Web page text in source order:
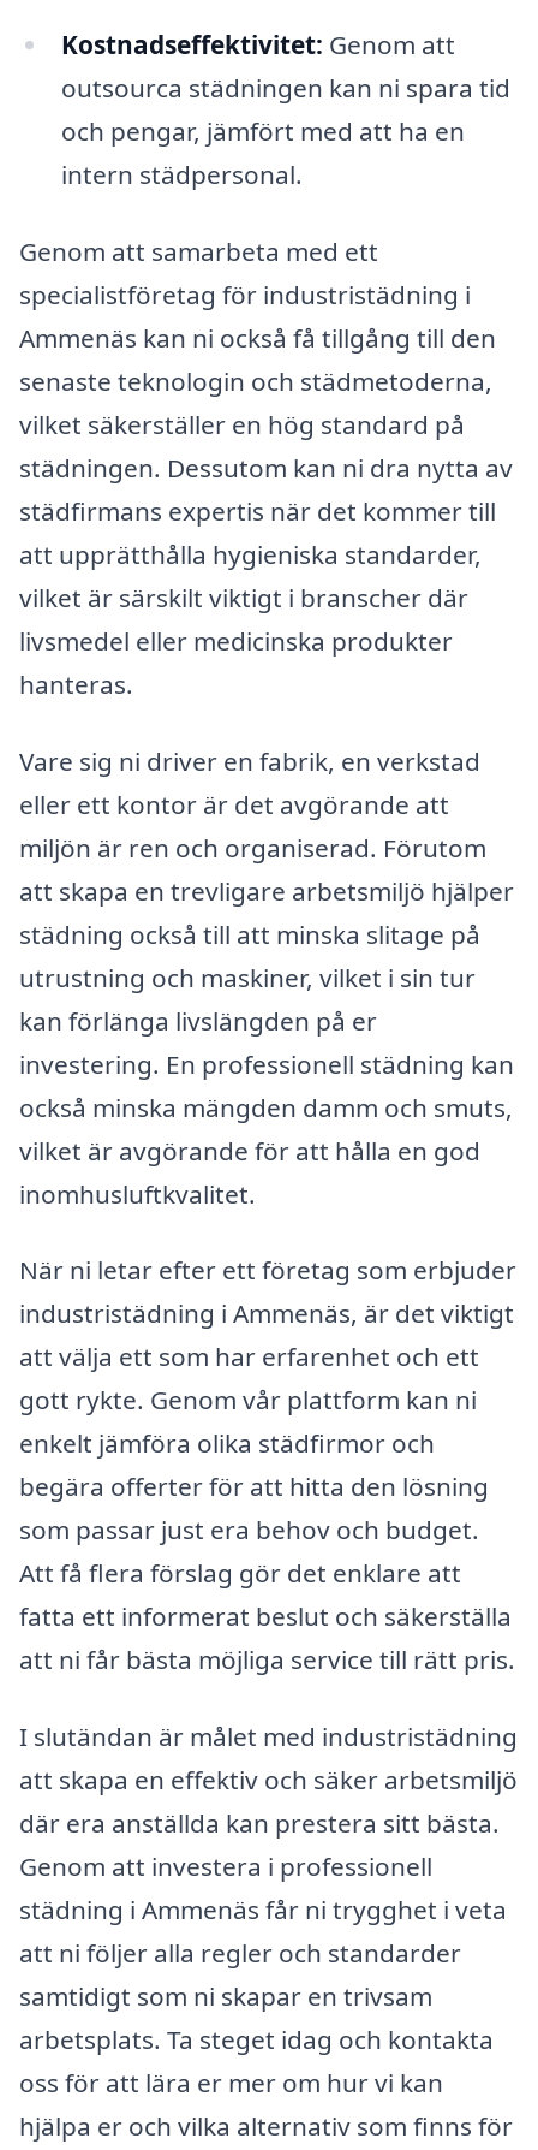
Kostnadseffektivitet: Genom att
outsourca städningen kan ni spara tid
och pengar, jämfört med att ha en
intern städpersonal.
Genom att samarbeta med ett
specialistföretag för industristädning i
Ammenäs kan ni också få tillgång till den
senaste teknologin och städmetoderna,
vilket säkerställer en hög standard på
städningen. Dessutom kan ni dra nytta av
städfirmans expertis när det kommer till
att upprätthålla hygieniska standarder,
vilket är särskilt viktigt i branscher där
livsmedel eller medicinska produkter
hanteras.
Vare sig ni driver en fabrik, en verkstad
eller ett kontor är det avgörande att
miljön är ren och organiserad. Förutom
att skapa en trevligare arbetsmiljö hjälper
städning också till att minska slitage på
utrustning och maskiner, vilket i sin tur
kan förlänga livslängden på er
investering. En professionell städning kan
också minska mängden damm och smuts,
vilket är avgörande för att hålla en god
inomhusluftkvalitet.
När ni letar efter ett företag som erbjuder
industristädning i Ammenäs, är det viktigt
att välja ett som har erfarenhet och ett
gott rykte. Genom vår plattform kan ni
enkelt jämföra olika städfirmor och
begära offerter för att hitta den lösning
som passar just era behov och budget.
Att få flera förslag gör det enklare att
fatta ett informerat beslut och säkerställa
att ni får bästa möjliga service till rätt pris.
I slutändan är målet med industristädning
att skapa en effektiv och säker arbetsmiljö
där era anställda kan prestera sitt bästa.
Genom att investera i professionell
städning i Ammenäs får ni trygghet i veta
att ni följer alla regler och standarder
samtidigt som ni skapar en trivsam
arbetsplats. Ta steget idag och kontakta
oss för att lära er mer om hur vi kan
hjälpa er och vilka alternativ som finns för